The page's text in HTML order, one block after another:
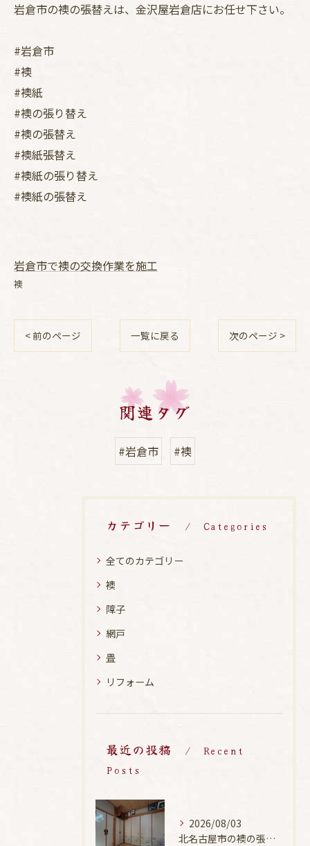
岩倉市の襖の張替えは、金沢屋岩倉店にお任せ下さい。
#岩倉市
#襖
#襖紙
#襖の張り替え
#襖の張替え
#襖紙張替え
#襖紙の張り替え
#襖紙の張替え
岩倉市で襖の交換作業を施工
襖
< 前のページ 一覧に戻る 次のページ >
関連タグ
#岩倉市 #襖
カテゴリー Categories
全てのカテゴリー
襖
障子
網戸
畳
リフォーム
最近の投稿
Recent
Posts
2026/08/03
北名古屋市の襖の張替え